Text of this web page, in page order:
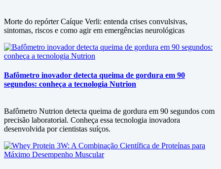
Morte do repórter Caíque Verli: entenda crises convulsivas,
sintomas, riscos e como agir em emergências neurológicas
Bafômetro inovador detecta queima de gordura em 90
segundos: conheça a tecnologia Nutrion
Bafômetro Nutrion detecta queima de gordura em 90 segundos com
precisão laboratorial. Conheça essa tecnologia inovadora
desenvolvida por cientistas suíços.